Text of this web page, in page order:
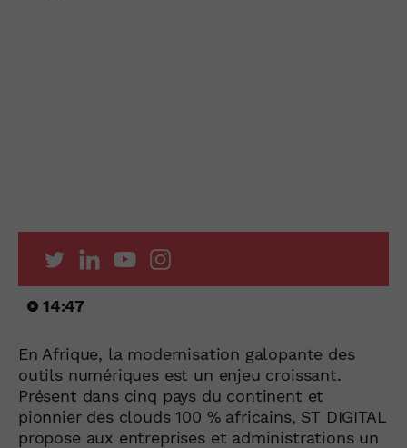
14:47
En Afrique, la modernisation galopante des
outils numériques est un enjeu croissant.
Présent dans cinq pays du continent et
pionnier des clouds 100 % africains, ST DIGITAL
propose aux entreprises et administrations un